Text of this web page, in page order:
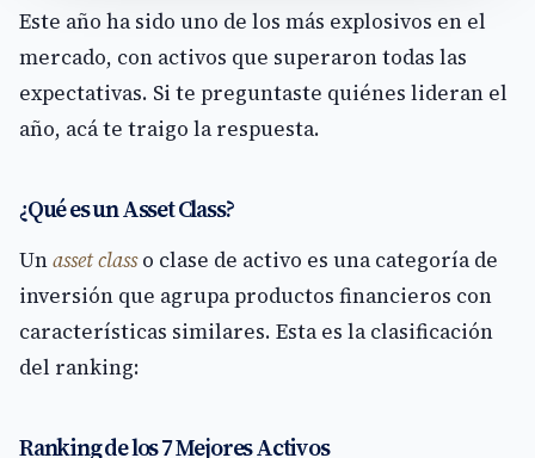
Este año ha sido uno de los más explosivos en el
mercado, con activos que superaron todas las
expectativas. Si te preguntaste quiénes lideran el
año, acá te traigo la respuesta.
¿Qué es un Asset Class?
Unasset classo clase de activo es una categoría de
inversión que agrupa productos financieros con
características similares. Esta es la clasificación
del ranking:
Ranking de los 7 Mejores Activos